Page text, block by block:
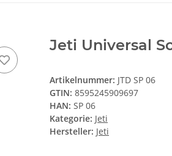
Jeti Universal
Artikelnummer: JTD SP 06
GTIN: 8595245909697
HAN: SP 06
Kategorie: Jeti
Hersteller: Jeti